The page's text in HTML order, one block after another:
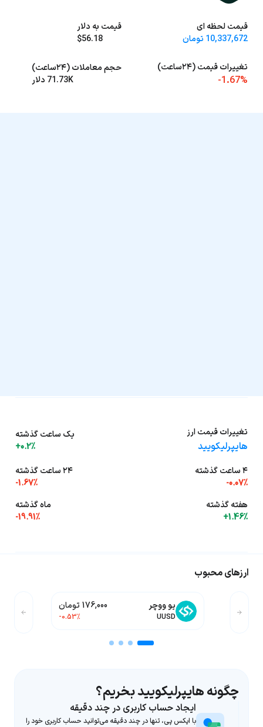
قیمت لحظه ای
10,337,672 تومان
قیمت به دلار
$56.18
تغییرات قیمت (۲۴ساعت)
-1.67%
حجم معاملات (۲۴ساعت)
71.73K دلار
تغییرات قیمت ارز
هایپرلیکویید
یک ساعت گذشته
+0.2%
۴ ساعت گذشته
-0.07%
۲۴ ساعت گذشته
-1.67%
هفته گذشته
+1.46%
ماه گذشته
-19.91%
ارزهای محبوب
یو ووچر
UUSD
176,000 تومان
-0.53%
چگونه هایپرلیکویید بخریم؟
ایجاد حساب کاربری در چند دقیقه
با ایکس پی، تنها در چند دقیقه می‌توانید حساب کاربری خود را